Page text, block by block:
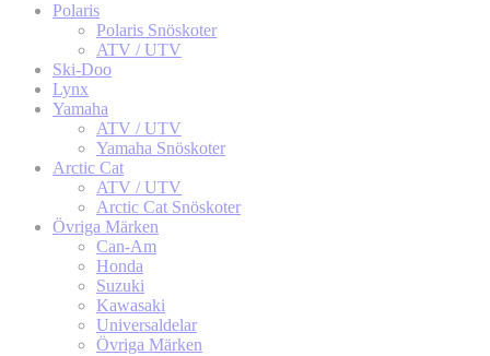
Polaris
Polaris Snöskoter
ATV / UTV
Ski-Doo
Lynx
Yamaha
ATV / UTV
Yamaha Snöskoter
Arctic Cat
ATV / UTV
Arctic Cat Snöskoter
Övriga Märken
Can-Am
Honda
Suzuki
Kawasaki
Universaldelar
Övriga Märken